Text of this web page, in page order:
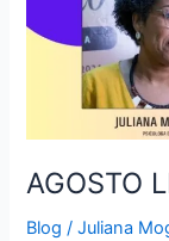
AGOSTO
Blog /Juliana